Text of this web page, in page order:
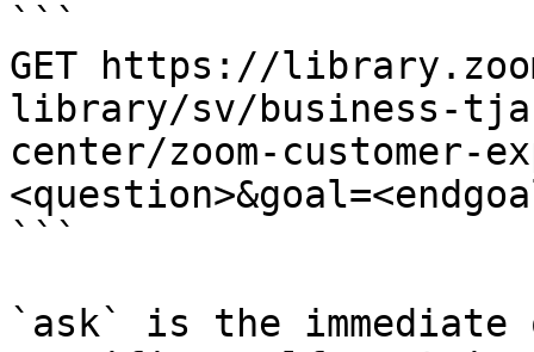
```
GET https://
library/sv/business-
center/zoom-customer-
```
`ask` is the